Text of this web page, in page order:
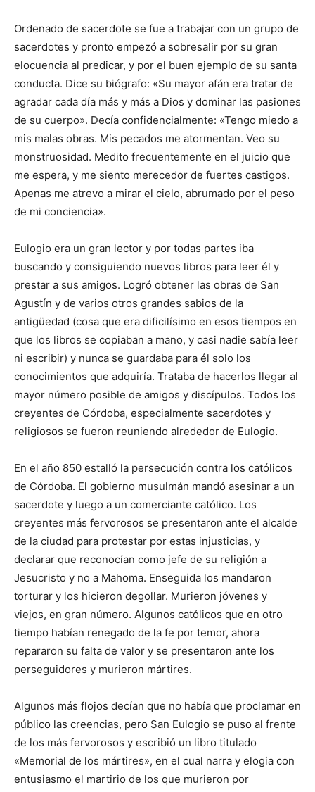
Ordenado de sacerdote se fue a trabajar con un grupo de
sacerdotes y pronto empezó a sobresalir por su gran
elocuencia al predicar, y por el buen ejemplo de su santa
conducta. Dice su biógrafo: «Su mayor afán era tratar de
agradar cada día más y más a Dios y dominar las pasiones
de su cuerpo». Decía confidencialmente: «Tengo miedo a
mis malas obras. Mis pecados me atormentan. Veo su
monstruosidad. Medito frecuentemente en el juicio que
me espera, y me siento merecedor de fuertes castigos.
Apenas me atrevo a mirar el cielo, abrumado por el peso
de mi conciencia».
Eulogio era un gran lector y por todas partes iba
buscando y consiguiendo nuevos libros para leer él y
prestar a sus amigos. Logró obtener las obras de San
Agustín y de varios otros grandes sabios de la
antigüedad (cosa que era dificilísimo en esos tiempos en
que los libros se copiaban a mano, y casi nadie sabía leer
ni escribir) y nunca se guardaba para él solo los
conocimientos que adquiría. Trataba de hacerlos llegar al
mayor número posible de amigos y discípulos. Todos los
creyentes de Córdoba, especialmente sacerdotes y
religiosos se fueron reuniendo alrededor de Eulogio.
En el año 850 estalló la persecución contra los católicos
de Córdoba. El gobierno musulmán mandó asesinar a un
sacerdote y luego a un comerciante católico. Los
creyentes más fervorosos se presentaron ante el alcalde
de la ciudad para protestar por estas injusticias, y
declarar que reconocían como jefe de su religión a
Jesucristo y no a Mahoma. Enseguida los mandaron
torturar y los hicieron degollar. Murieron jóvenes y
viejos, en gran número. Algunos católicos que en otro
tiempo habían renegado de la fe por temor, ahora
repararon su falta de valor y se presentaron ante los
perseguidores y murieron mártires.
Algunos más flojos decían que no había que proclamar en
público las creencias, pero San Eulogio se puso al frente
de los más fervorosos y escribió un libro titulado
«Memorial de los mártires», en el cual narra y elogia con
entusiasmo el martirio de los que murieron por